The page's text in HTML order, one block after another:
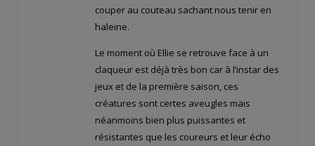
couper au couteau sachant nous tenir en
haleine.
Le moment où Ellie se retrouve face à un
claqueur est déjà très bon car à l’instar des
jeux et de la première saison, ces
créatures sont certes aveugles mais
néanmoins bien plus puissantes et
résistantes que les coureurs et leur écho